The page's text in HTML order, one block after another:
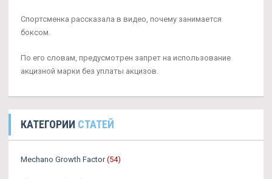
Спортсменка рассказала в видео, почему занимается
боксом.
По его словам, предусмотрен запрет на использование
акцизной марки без уплаты акцизов.
КАТЕГОРИИ СТАТЕЙ
Mechano Growth Factor (54)